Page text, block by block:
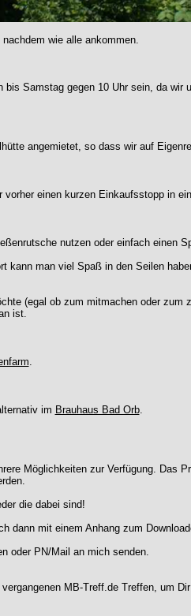
wie alle ankommen.
Samstag gegen 10 Uhr sein, da wir
angemietet, so dass wir auf
einen kurzen Einkaufsstopp in
nutzen oder einfach einen
kann man viel Spaß in den Seilen
(egal ob zum mitmachen oder zum
ist.
.
im Brauhaus Bad Orb.
Möglichkeiten zur Verfügung. Das
die dabei sind!
dann mit einem Anhang zum
oder PN/Mail an mich senden.
MB-Treff.de Treffen, um